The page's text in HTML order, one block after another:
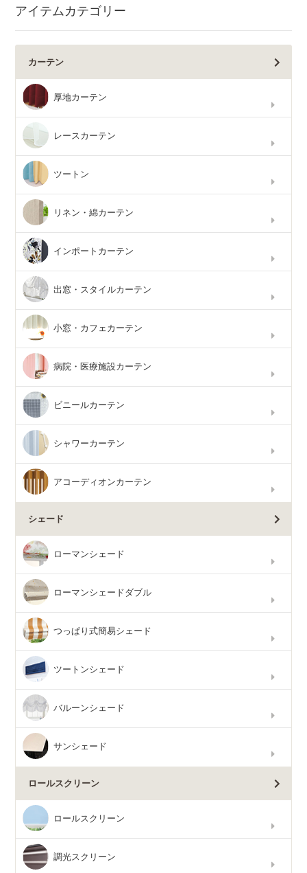
アイテムカテゴリー
カーテン
厚地カーテン
レースカーテン
ツートン
リネン・綿カーテン
インポートカーテン
出窓・スタイルカーテン
小窓・カフェカーテン
病院・医療施設カーテン
ビニールカーテン
シャワーカーテン
アコーディオンカーテン
シェード
ローマンシェード
ローマンシェードダブル
つっぱり式簡易シェード
ツートンシェード
バルーンシェード
サンシェード
ロールスクリーン
ロールスクリーン
調光スクリーン